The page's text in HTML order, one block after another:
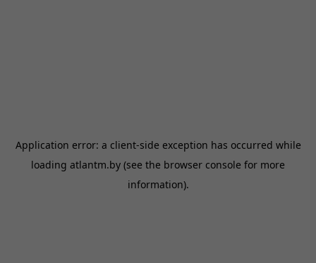
Application error: a client-side exception has occurred while
loading atlantm.by (see the browser console for more
information).